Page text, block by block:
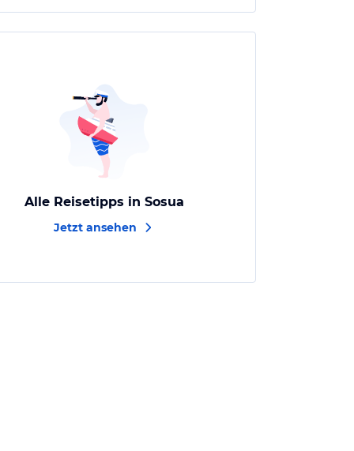
Alle Reisetipps in Sosua
Jetzt ansehen